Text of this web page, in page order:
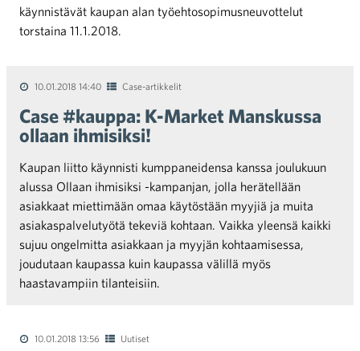
käynnistävät kaupan alan työehtosopimusneuvottelut
torstaina 11.1.2018.
10.01.2018 14:40 Case-artikkelit
Case #kauppa: K-Market Manskussa
ollaan ihmisiksi!
Kaupan liitto käynnisti kumppaneidensa kanssa joulukuun
alussa Ollaan ihmisiksi -kampanjan, jolla herätellään
asiakkaat miettimään omaa käytöstään myyjiä ja muita
asiakaspalvelutyötä tekeviä kohtaan. Vaikka yleensä kaikki
sujuu ongelmitta asiakkaan ja myyjän kohtaamisessa,
joudutaan kaupassa kuin kaupassa välillä myös
haastavampiin tilanteisiin.
10.01.2018 13:56 Uutiset